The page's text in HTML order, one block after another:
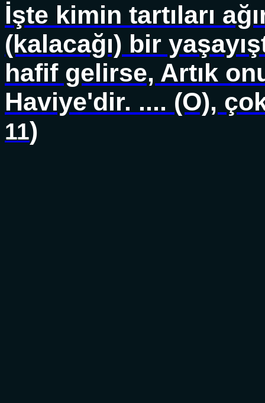
İşte kimin tartıları
(kalacağı) bir
hafif gelirse, Artık
Haviye'dir. .... (O),
11)